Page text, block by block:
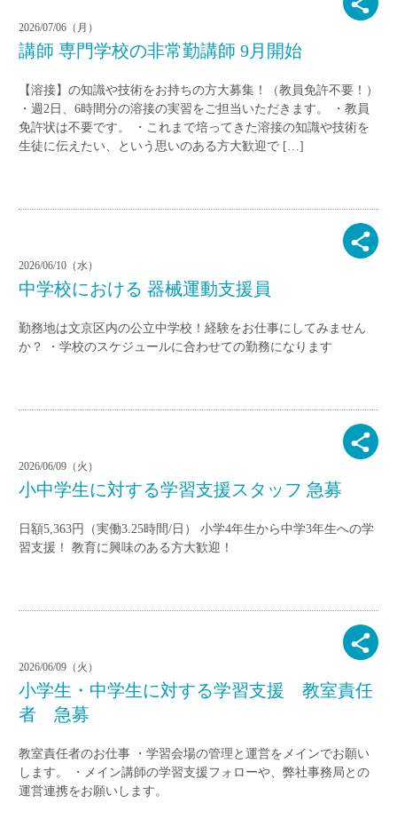
2026/07/06（月）
講師 専門学校の非常勤講師 9月開始
【溶接】の知識や技術をお持ちの方大募集！（教員免許不要！）
・週2日、6時間分の溶接の実習をご担当いただきます。 ・教員
免許状は不要です。 ・これまで培ってきた溶接の知識や技術を
生徒に伝えたい、という思いのある方大歓迎で […]
2026/06/10（水）
中学校における 器械運動支援員
勤務地は文京区内の公立中学校！経験をお仕事にしてみません
か？ ・学校のスケジュールに合わせての勤務になります
2026/06/09（火）
小中学生に対する学習支援スタッフ 急募
日額5,363円（実働3.25時間/日） 小学4年生から中学3年生への学
習支援！ 教育に興味のある方大歓迎！
2026/06/09（火）
小学生・中学生に対する学習支援 教室責任
者 急募
教室責任者のお仕事 ・学習会場の管理と運営をメインでお願い
します。 ・メイン講師の学習支援フォローや、弊社事務局との
運営連携をお願いします。